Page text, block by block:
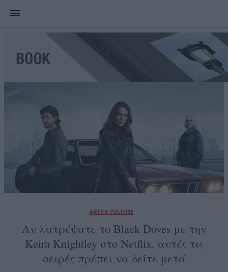
ARTS & CULTURE
Αν λατρέψατε το Black Doves με την
Keira Knightley στο Netflix, αυτές τις
σειρές πρέπει να δείτε μετά